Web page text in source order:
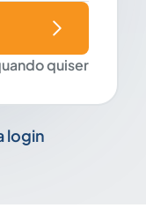
quiser
login